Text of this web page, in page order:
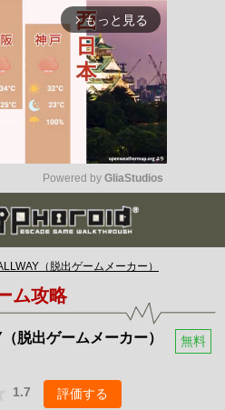
arrow_forward_ios もっと見る
Mute
Powered by GliaStudios
（脱出ゲームメーカー）
ム攻略
脱出ゲームメーカー） 無料
1.7 評価する